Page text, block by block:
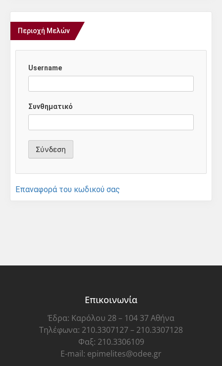
Περιοχή Μελών
Username
Συνθηματικό
Επαναφορά του κωδικού σας
Επικοινωνία
Έδρα: Καρόλου 28 – 104 37 Αθήνα
Τηλέφωνα: 210.3307127 – 210.3307128
Φαξ: 210.3306109
E-mail: epimelites@odee.gr